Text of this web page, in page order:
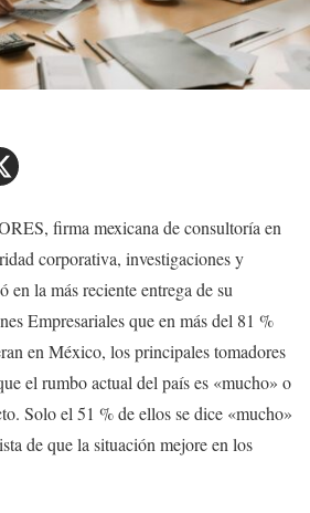
firma mexicana de consultoría en
corporativa, investigaciones y
la más reciente entrega de su
Empresariales que en más del 81 %
en México, los principales tomadores
el rumbo actual del país es «mucho» o
Solo el 51 % de ellos se dice «mucho»
de que la situación mejore en los